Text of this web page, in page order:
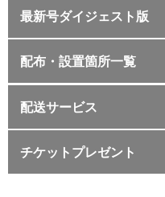
最新号ダイジェスト版
配布・設置箇所一覧
配送サービス
チケットプレゼント